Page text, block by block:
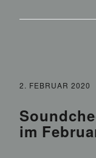
2. FEBRUAR 2020
im